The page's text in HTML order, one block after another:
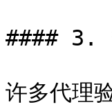
#### 3.
许多代理